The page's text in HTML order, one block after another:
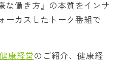
な働き方』の本質をインサ
ーカスしたトーク番組で
康経営 のご紹介、健康経